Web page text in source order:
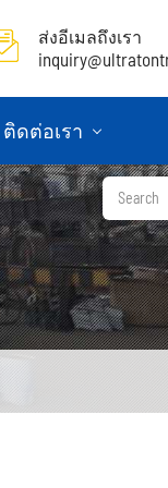
ส่งอีเมลถึงเรา
ติดต่อเรา